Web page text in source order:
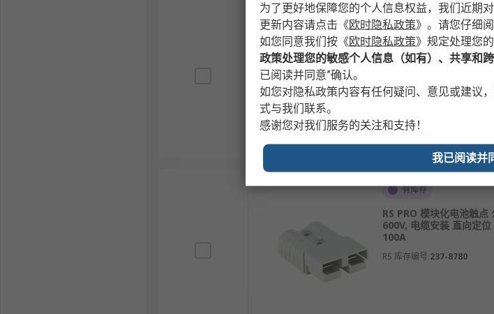
有库存
RS PRO 模块化电池触点
600V 直向定位 175A
有库存
RS PRO 模块化电池触点
600V, 电缆安装 直向定
100A
RS 库存编号 237-8780
为了更好地保障您的个人信息权益，我们近期对
更新内容请点击 《欧时隐私政策》 。请您仔细阅
如您同意我们按 《欧时隐私政策》 规定处理您
政策处理您的敏感个人信息（如有）、共享和
已阅读并同意”确认。
如您对隐私政策内容有任何疑问、意见或建议
式与我们联系。
感谢您对我们服务的关注和支持！
我已阅读并